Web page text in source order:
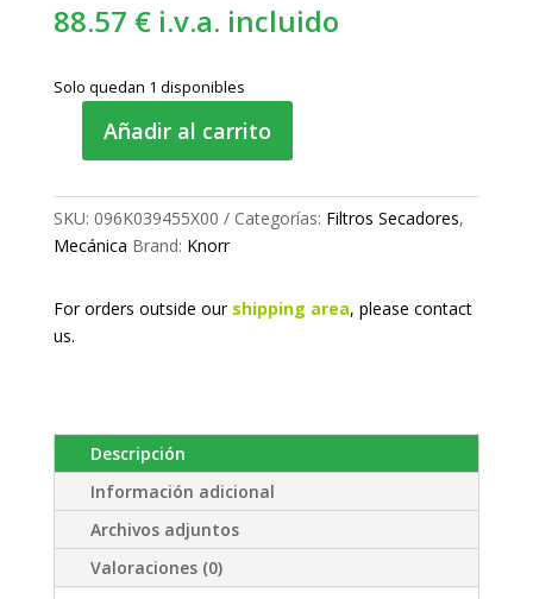
88.57 € i.v.a. incluido
Solo quedan 1 disponibles
EconX®
cantidad
Añadir al carrito
SKU: 096K039455X00 Categorías: Filtros Secadores,
Mecánica Brand: Knorr
For orders outside our shipping area, please contact
us.
Descripción
Información adicional
Archivos adjuntos
Valoraciones (0)